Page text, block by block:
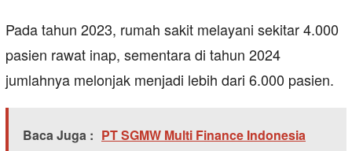
Pada tahun 2023, rumah sakit melayani sekitar 4.000
pasien rawat inap, sementara di tahun 2024
jumlahnya melonjak menjadi lebih dari 6.000 pasien.
Baca Juga : PT SGMW Multi Finance Indonesia